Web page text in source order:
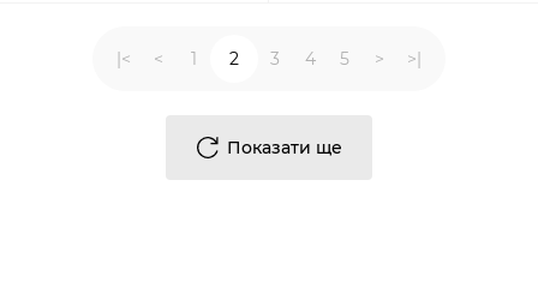
Показати ще
|< < 1 2 3 4 5 > >|